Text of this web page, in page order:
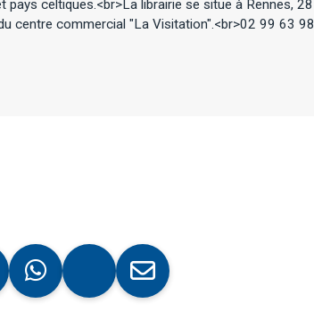
celtiques.<br>La librairie se situe à Rennes, 28
centre commercial "La Visitation".<br>02 99 63 98